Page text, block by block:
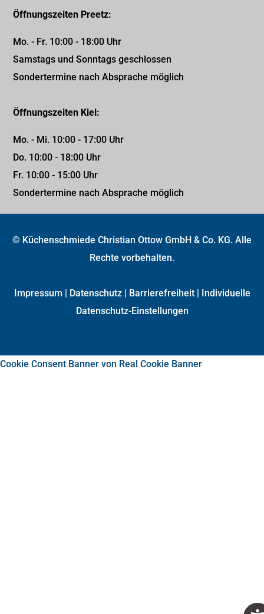
Öffnungszeiten Preetz:
Mo. - Fr. 10:00 - 18:00 Uhr
Samstags und Sonntags geschlossen
Sondertermine nach Absprache möglich
Öffnungszeiten Kiel:
Mo. - Mi. 10:00 - 17:00 Uhr
Do. 10:00 - 18:00 Uhr
Fr. 10:00 - 15:00 Uhr
Sondertermine nach Absprache möglich
© Küchenschmiede Christian Ottow GmbH & Co. KG. Alle
Rechte vorbehalten.
Impressum | Datenschutz| Barrierefreiheit| Individuelle
Datenschutz-Einstellungen
Cookie Consent Banner von Real Cookie Banner